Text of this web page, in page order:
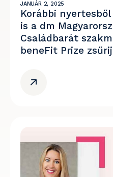
JANUÁR 2, 2025
Korábbi
is a dm
Családbarát
beneFit Prize